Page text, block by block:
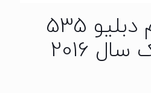
خودرو بی ام دبلیو 535